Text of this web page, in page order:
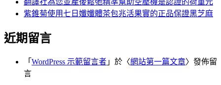
紫錐菊使用七日孅孅體茶包兆活果實的正品保證黑芝麻
近期留言
「 WordPress 示範留言者 」於〈網站第一篇文章〉發佈留
言